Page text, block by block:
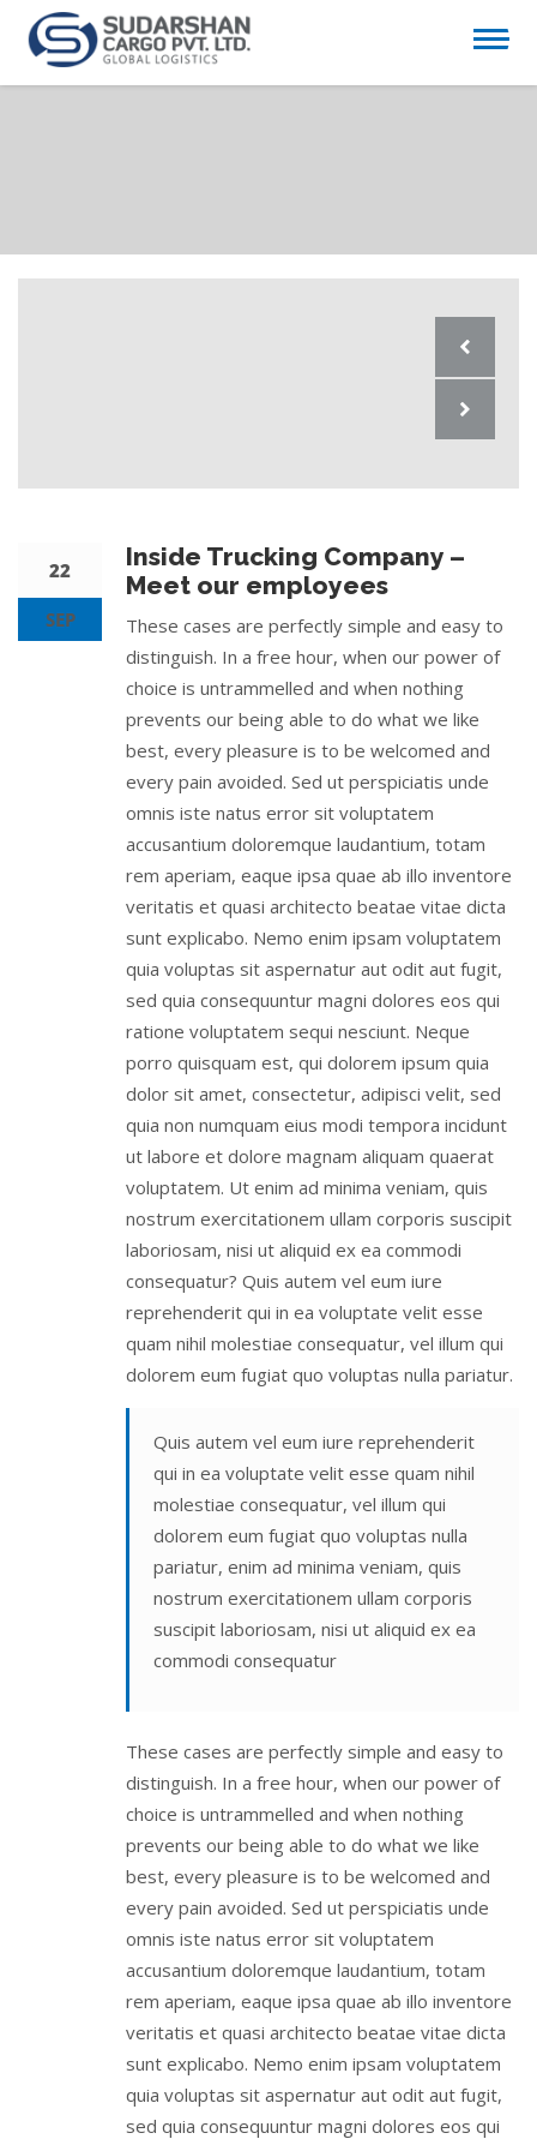
22
SEP
Inside Trucking Company –
Meet our employees
These cases are perfectly simple and easy to
distinguish. In a free hour, when our power of
choice is untrammelled and when nothing
prevents our being able to do what we like
best, every pleasure is to be welcomed and
every pain avoided. Sed ut perspiciatis unde
omnis iste natus error sit voluptatem
accusantium doloremque laudantium, totam
rem aperiam, eaque ipsa quae ab illo inventore
veritatis et quasi architecto beatae vitae dicta
sunt explicabo. Nemo enim ipsam voluptatem
quia voluptas sit aspernatur aut odit aut fugit,
sed quia consequuntur magni dolores eos qui
ratione voluptatem sequi nesciunt. Neque
porro quisquam est, qui dolorem ipsum quia
dolor sit amet, consectetur, adipisci velit, sed
quia non numquam eius modi tempora incidunt
ut labore et dolore magnam aliquam quaerat
voluptatem. Ut enim ad minima veniam, quis
nostrum exercitationem ullam corporis suscipit
laboriosam, nisi ut aliquid ex ea commodi
consequatur? Quis autem vel eum iure
reprehenderit qui in ea voluptate velit esse
quam nihil molestiae consequatur, vel illum qui
dolorem eum fugiat quo voluptas nulla pariatur.
Quis autem vel eum iure reprehenderit
qui in ea voluptate velit esse quam nihil
molestiae consequatur, vel illum qui
dolorem eum fugiat quo voluptas nulla
pariatur, enim ad minima veniam, quis
nostrum exercitationem ullam corporis
suscipit laboriosam, nisi ut aliquid ex ea
commodi consequatur
These cases are perfectly simple and easy to
distinguish. In a free hour, when our power of
choice is untrammelled and when nothing
prevents our being able to do what we like
best, every pleasure is to be welcomed and
every pain avoided. Sed ut perspiciatis unde
omnis iste natus error sit voluptatem
accusantium doloremque laudantium, totam
rem aperiam, eaque ipsa quae ab illo inventore
veritatis et quasi architecto beatae vitae dicta
sunt explicabo. Nemo enim ipsam voluptatem
quia voluptas sit aspernatur aut odit aut fugit,
sed quia consequuntur magni dolores eos qui